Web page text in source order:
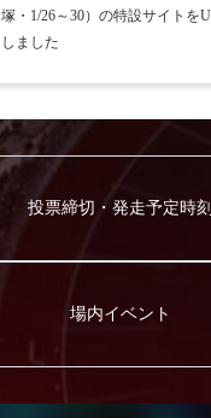
塚・1/26～30）の特設サイトを
しました
投票締切・発走予定時刻
場内イベント